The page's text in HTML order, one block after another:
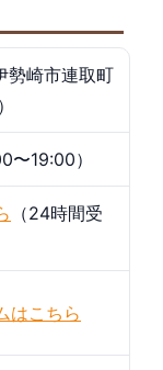
勢崎市連取町
〜19:00）
（24時間受
はこちら